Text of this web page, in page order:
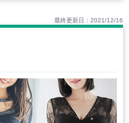
最終更新日：2021/12/16